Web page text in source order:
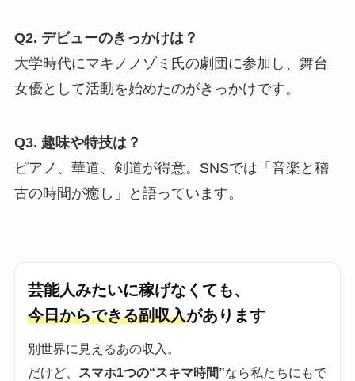
Q2. デビューのきっかけは？
大学時代にマキノノゾミ氏の劇団に参加し、舞台
女優として活動を始めたのがきっかけです。
Q3. 趣味や特技は？
ピアノ、華道、剣道が得意。SNSでは「音楽と稽
古の時間が癒し」と語っています。
芸能人みたいに稼げなくても、
今日からできる副収入があります
別世界に見えるあの収入。
だけど、 スマホ1つの“スキマ時間”なら私たちにもで